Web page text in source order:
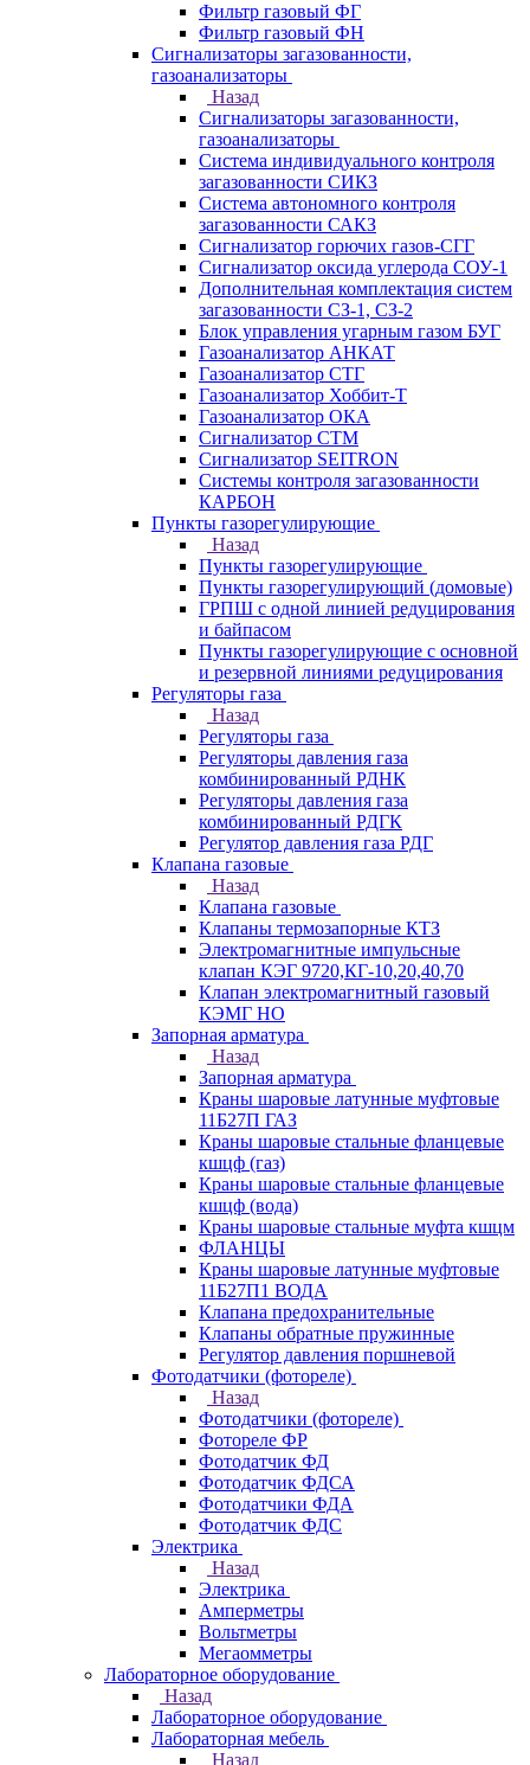
Фильтр газовый ФГ
Фильтр газовый ФН
Сигнализаторы загазованности,
газоанализаторы
Назад
Сигнализаторы загазованности,
газоанализаторы
Система индивидуального контроля
загазованности СИКЗ
Система автономного контроля
загазованности САКЗ
Сигнализатор горючих газов-СГГ
Сигнализатор оксида углерода СОУ-1
Дополнительная комплектация систем
загазованности СЗ-1, СЗ-2
Блок управления угарным газом БУГ
Газоанализатор АНКАТ
Газоанализатор СТГ
Газоанализатор Хоббит-Т
Газоанализатор ОКА
Сигнализатор СТМ
Сигнализатор SEITRON
Системы контроля загазованности
КАРБОН
Пункты газорегулирующие
Назад
Пункты газорегулирующие
Пункты газорегулирующий (домовые)
ГРПШ с одной линией редуцирования
и байпасом
Пункты газорегулирующие с основной
и резервной линиями редуцирования
Регуляторы газа
Назад
Регуляторы газа
Регуляторы давления газа
комбинированный РДНК
Регуляторы давления газа
комбинированный РДГК
Регулятор давления газа РДГ
Клапана газовые
Назад
Клапана газовые
Клапаны термозапорные КТЗ
Электромагнитные импульсные
клапан КЭГ 9720,КГ-10,20,40,70
Клапан электромагнитный газовый
КЭМГ НО
Запорная арматура
Назад
Запорная арматура
Краны шаровые латунные муфтовые
11Б27П ГАЗ
Краны шаровые стальные фланцевые
кшцф (газ)
Краны шаровые стальные фланцевые
кшцф (вода)
Краны шаровые стальные муфта кшцм
ФЛАНЦЫ
Краны шаровые латунные муфтовые
11Б27П1 ВОДА
Клапана предохранительные
Клапаны обратные пружинные
Регулятор давления поршневой
Фотодатчики (фотореле)
Назад
Фотодатчики (фотореле)
Фотореле ФР
Фотодатчик ФД
Фотодатчик ФДСА
Фотодатчики ФДА
Фотодатчик ФДС
Электрика
Назад
Электрика
Амперметры
Вольтметры
Мегаомметры
Лабораторное оборудование
Назад
Лабораторное оборудование
Лабораторная мебель
Назад